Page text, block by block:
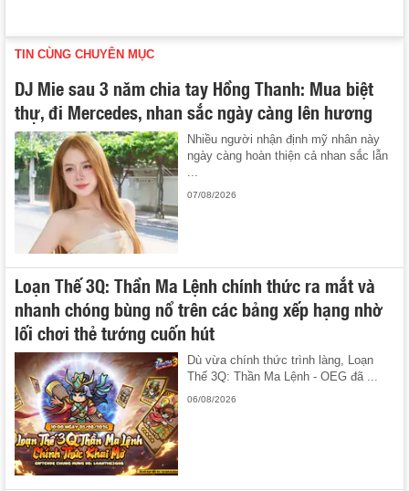
TIN CÙNG CHUYÊN MỤC
DJ Mie sau 3 năm chia tay Hồng Thanh: Mua biệt
thự, đi Mercedes, nhan sắc ngày càng lên hương
Nhiều người nhận định mỹ nhân này
ngày càng hoàn thiện cả nhan sắc lẫn
07/08/2026
Loạn Thế 3Q: Thần Ma Lệnh chính thức ra mắt và
nhanh chóng bùng nổ trên các bảng xếp hạng nhờ
lối chơi thẻ tướng cuốn hút
Dù vừa chính thức trình làng, Loạn
Thế 3Q: Thần Ma Lệnh - OEG đã ...
06/08/2026